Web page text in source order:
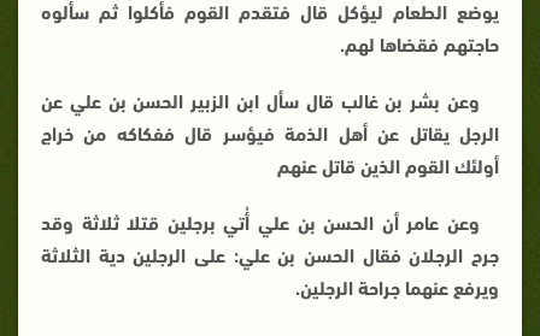
يوضع الطعام ليؤكل قال فتقدم القوم فأكلوا ثم سألوه
حاجتهم فقضاها لهم.
وعن بشر بن غالب قال سأل ابن الزبير الحسن بن علي عن
الرجل يقاتل عن أهل الذمة فيؤسر قال ففكاكه من خراج
أولئك القوم الذين قاتل عنهم
وعن عامر أن الحسن بن علي أُتي برجلين قتلا ثلاثة وقد
جرح الرجلان فقال الحسن بن علي: على الرجلين دية الثلاثة
ويرفع عنهما جراحة الرجلين.